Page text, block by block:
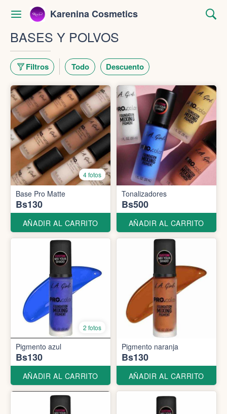
Karenina Cosmetics
BASES Y POLVOS
Filtros Todo Descuento
4 fotos
Base Pro Matte
Bs130
AÑADIR AL CARRITO
Tonalizadores
Bs500
AÑADIR AL CARRITO
2 fotos
Pigmento azul
Bs130
AÑADIR AL CARRITO
Pigmento naranja
Bs130
AÑADIR AL CARRITO